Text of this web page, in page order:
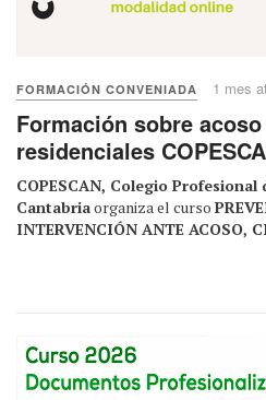
FORMACIÓN CONVENIADA 1 mes
Formación sobre
residenciales
COPESCAN, Colegio Profesional
Cantabriaorganiza el curso
INTERVENCIÓN ANTE ACOSO,